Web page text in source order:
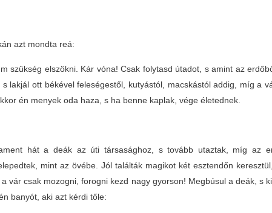
azt mondta reá:
szükség elszökni. Kár vóna! Csak folytasd útadot, s amint az
s lakjál ott békével feleségestől, kutyástól, macskástól addig, míg a
én menyek oda haza, s ha benne kaplak, vége életednek.
hát a deák az úti társasághoz, s tovább utaztak, míg az
mint az övébe. Jól találták magikot két esztendőn
vár csak mozogni, forogni kezd nagy gyorson! Megbúsul a deák, s
banyót, aki azt kérdi tőle: